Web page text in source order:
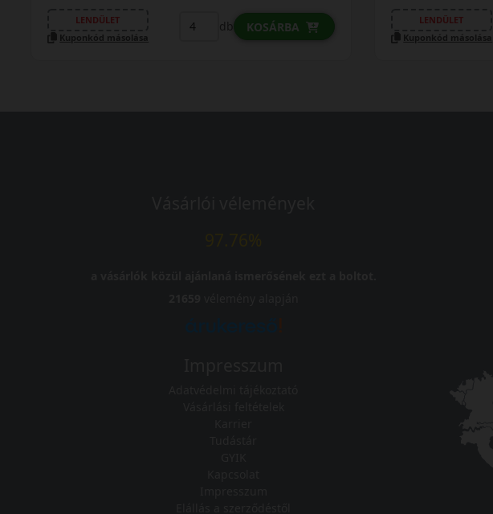
LENDÜLET
Kuponkód másolása
db KOSÁRBA
LENDÜLET
Kuponkód másolása